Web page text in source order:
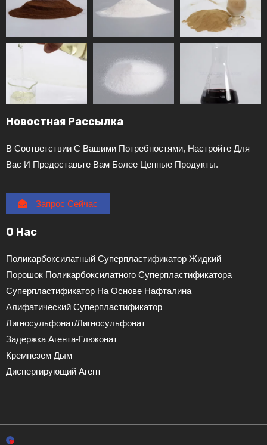
Новостная Рассылка
В Соответствии С Вашими Потребностями, Настройте Для
Вас И Предоставьте Вам Более Ценные Продукты.
Запрос Сейчас
О Нас
Поликарбоксилатный Суперпластификатор Жидкий
Порошок Поликарбоксилатного Суперпластификатора
Суперпластификатор На Основе Нафталина
Алифатический Суперпластификатор
Лигносульфонат/лигносульфонат
Задержка Агента-Глюконат
Кремнезем Дым
Диспергирующий Агент